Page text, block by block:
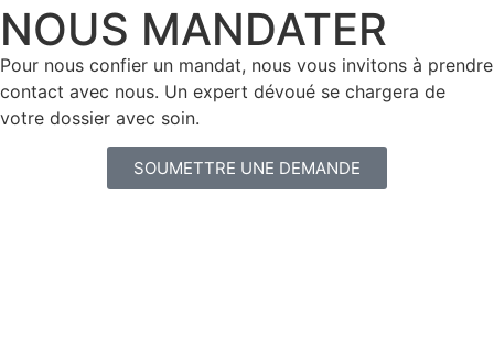
NOUS MANDATER
Pour nous confier un mandat, nous vous invitons à prendre
contact avec nous. Un expert dévoué se chargera de
votre dossier avec soin.
SOUMETTRE UNE DEMANDE